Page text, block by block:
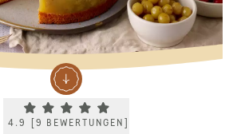
Current rating 4.9. Click to rate.
4.9 9 BEWERTUNGEN